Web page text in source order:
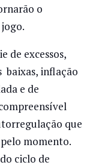
o
de excessos,
baixas, inflação
e de
que
momento.
ciclo de